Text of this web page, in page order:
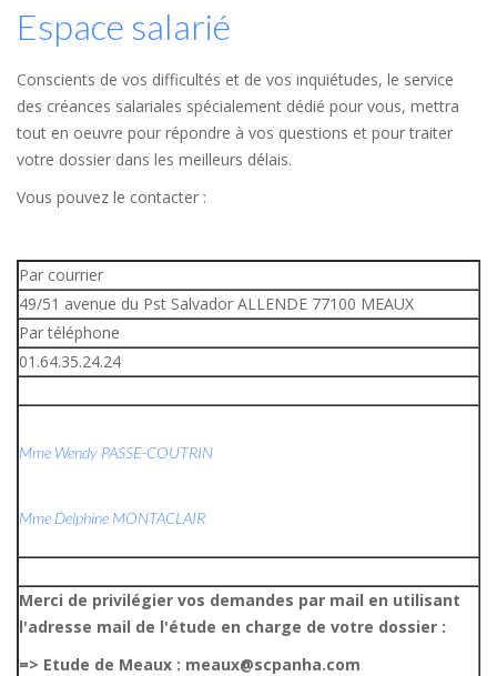
Espace salarié
Conscients de vos difficultés et de vos inquiétudes, le service
des créances salariales spécialement dédié pour vous, mettra
tout en oeuvre pour répondre à vos questions et pour traiter
votre dossier dans les meilleurs délais.
Vous pouvez le contacter :
Par courrier
49/51 avenue du Pst Salvador ALLENDE 77100 MEAUX
Par téléphone
01.64.35.24.24
Mme Wendy PASSE-COUTRIN
Mme Delphine MONTACLAIR
Merci de privilégier vos demandes par mail en utilisant
l'adresse mail de l'étude en charge de votre dossier :
=> Etude de Meaux : meaux@scpanha.com